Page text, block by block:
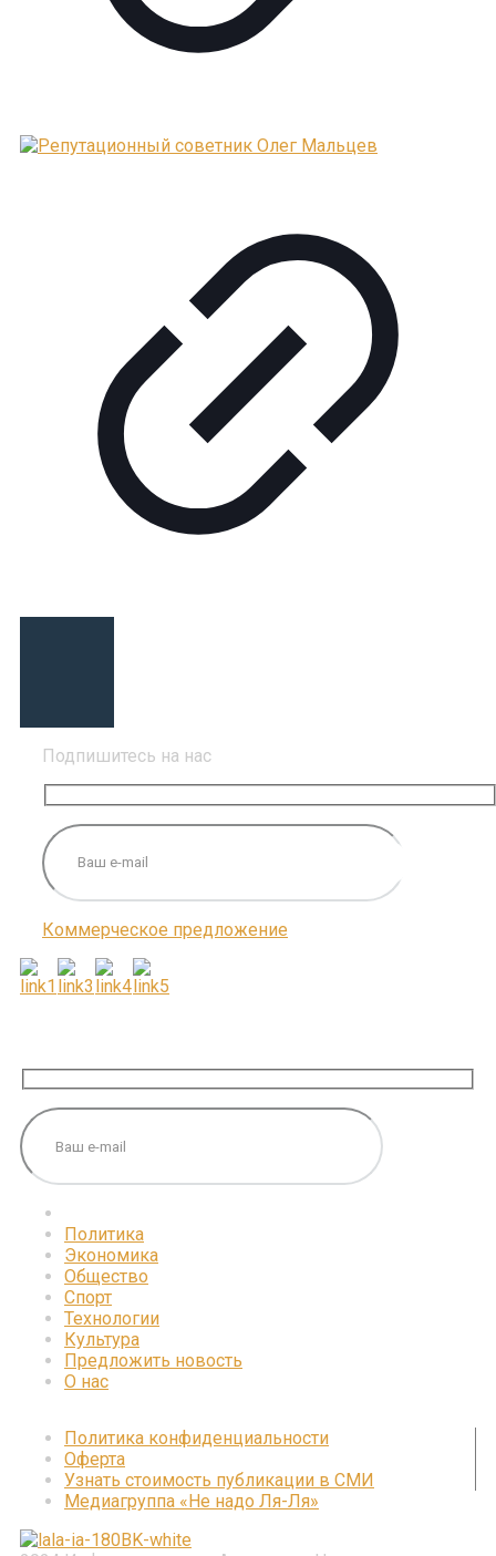
Подпишитесь на нас
Коммерческое предложение
Политика
Экономика
Общество
Спорт
Технологии
Культура
Предложить новость
О нас
Политика конфиденциальности
Оферта
Узнать стоимость публикации в СМИ
Медиагруппа «Не надо Ля-Ля»